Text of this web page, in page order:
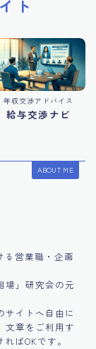
ト
年収交渉アドバイス
給与交渉ナビ
ABOUT ME
る営業職・企画
場」研究会の元
イトへ自由に
文章をご利用す
ばOKです。